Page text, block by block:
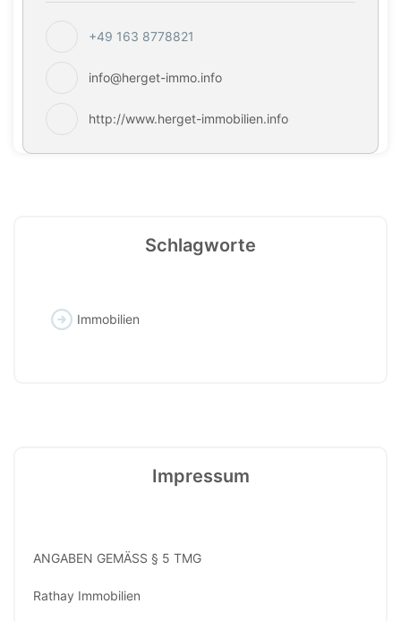
+49 163 8778821
info@herget-immo.info
http://www.herget-immobilien.info
Schlagworte
Immobilien
Impressum
ANGABEN GEMÄSS § 5 TMG
Rathay Immobilien